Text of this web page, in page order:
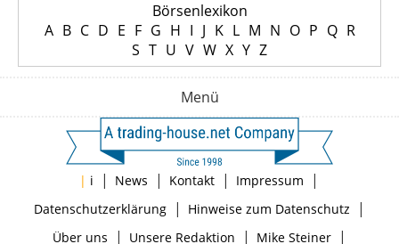
Börsenlexikon
A B C D E F G H I J K L M N O P Q R
S T U V W X Y Z
Menü
| i | News | Kontakt | Impressum |
Datenschutzerklärung| Hinweise zum Datenschutz |
Über uns | Unsere Redaktion | Mike Steiner|